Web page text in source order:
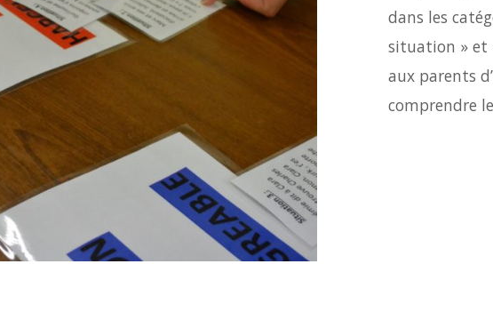
dans les
situation » et
aux parents
comprendre